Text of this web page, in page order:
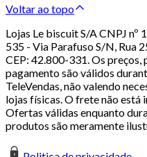
Voltar ao topo
Lojas Le biscuit S/A CNPJ
535 - Via Parafuso S/N, Rua
CEP: 42.800-331. Os preços,
pagamento são válidos
TeleVendas, não valendo
lojas físicas. O frete não
Ofertas válidas enquanto
produtos são meramente